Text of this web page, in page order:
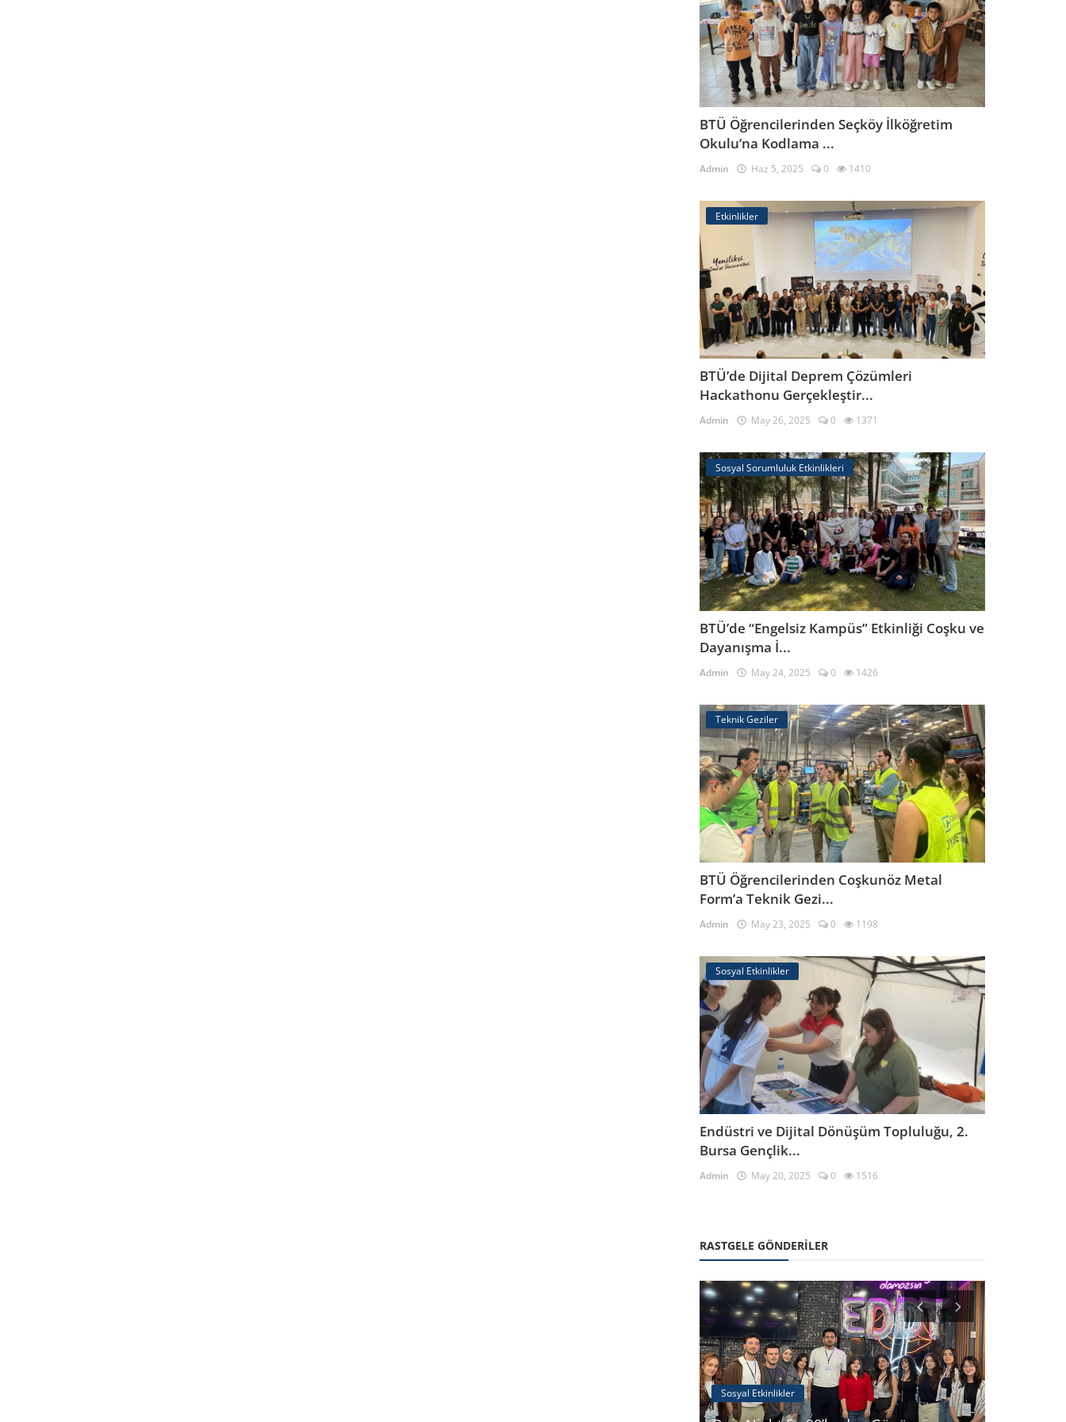
BTÜ Öğrencilerinden Seçköy İlköğretim
Okulu’na Kodlama ...
Admin Haz 5, 2025 0 1410
Etkinlikler
BTÜ’de Dijital Deprem Çözümleri
Hackathonu Gerçekleştir...
Admin May 26, 2025 0 1371
Sosyal Sorumluluk Etkinlikleri
BTÜ’de “Engelsiz Kampüs” Etkinliği Coşku ve
Dayanışma İ...
Admin May 24, 2025 0 1426
Teknik Geziler
BTÜ Öğrencilerinden Coşkunöz Metal
Form’a Teknik Gezi...
Admin May 23, 2025 0 1198
Sosyal Etkinlikler
Endüstri ve Dijital Dönüşüm Topluluğu, 2.
Bursa Gençlik...
Admin May 20, 2025 0 1516
RASTGELE GÖNDERILER
Sosyal Etkinlikler